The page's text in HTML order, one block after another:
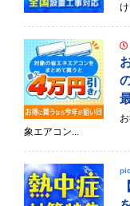
象エアコン...